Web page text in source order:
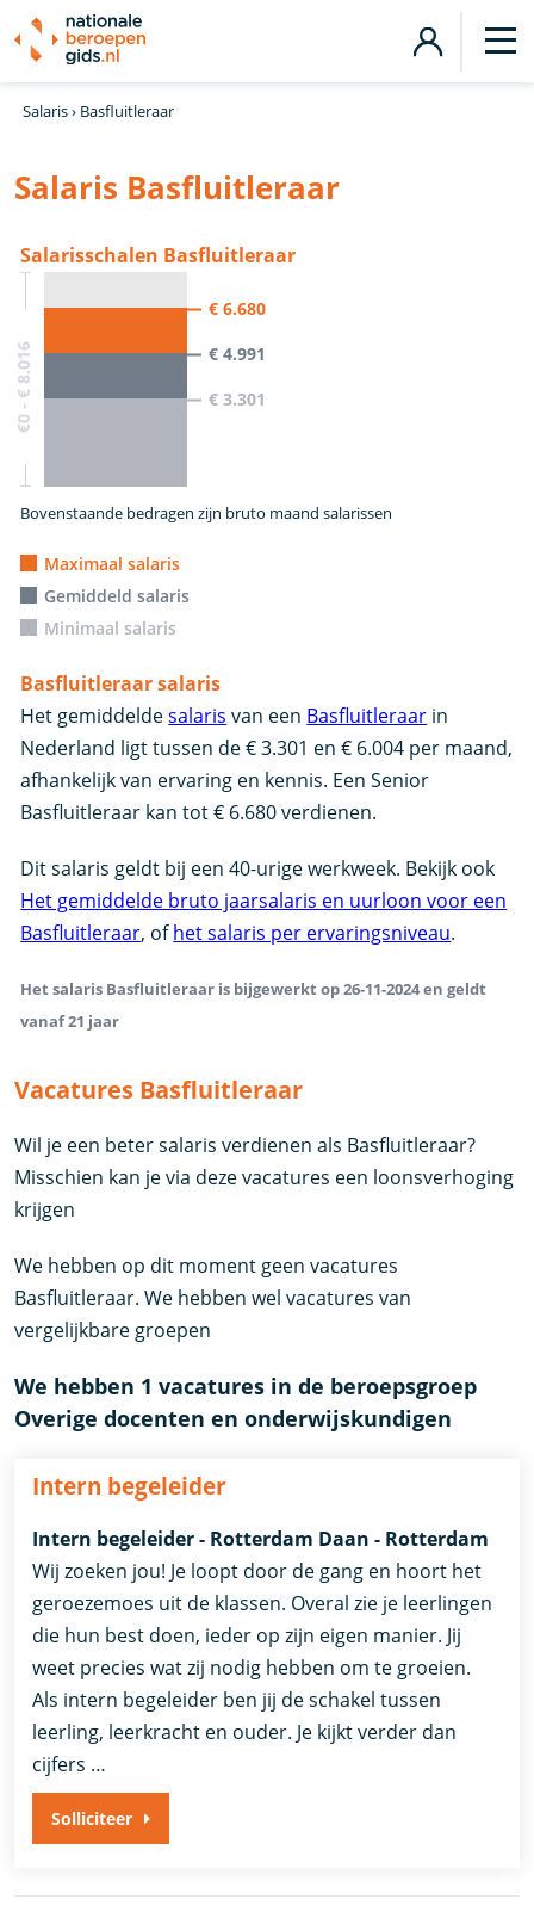
Salaris› Basfluitleraar
Salaris Basfluitleraar
Salarisschalen Basfluitleraar
€0 - € 8.016
€ 6.680
€ 4.991
€ 3.301
Bovenstaande bedragen zijn bruto maand salarissen
Maximaal salaris
Gemiddeld salaris
Minimaal salaris
Basfluitleraar salaris
Het gemiddeldesalaris van een Basfluitleraar in
Nederland ligt tussen de € 3.301 en € 6.004 per maand,
afhankelijk van ervaring en kennis. Een Senior
Basfluitleraar kan tot € 6.680 verdienen.
Dit salaris geldt bij een 40-urige werkweek. Bekijk ook
Het gemiddelde bruto jaarsalaris en uurloon voor een
Basfluitleraar, ofhet salaris per ervaringsniveau.
Het salaris Basfluitleraar is bijgewerkt op 26-11-2024 en geldt
vanaf 21 jaar
Vacatures Basfluitleraar
Wil je een beter salaris verdienen als Basfluitleraar?
Misschien kan je via deze vacatures een loonsverhoging
krijgen
We hebben op dit moment geen vacatures
Basfluitleraar. We hebben wel vacatures van
vergelijkbare groepen
We hebben 1 vacatures in de beroepsgroep
Overige docenten en onderwijskundigen
Intern begeleider
Intern begeleider - Rotterdam Daan - Rotterdam
Wij zoeken jou! Je loopt door de gang en hoort het
geroezemoes uit de klassen. Overal zie je leerlingen
die hun best doen, ieder op zijn eigen manier. Jij
weet precies wat zij nodig hebben om te groeien.
Als intern begeleider ben jij de schakel tussen
leerling, leerkracht en ouder. Je kijkt verder dan
cijfers …
Solliciteer